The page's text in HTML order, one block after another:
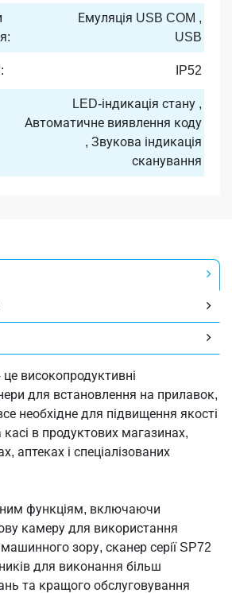
Емуляція USB COM ,
USB
IP52
LED-індикація стану ,
Автоматичне виявлення коду
, Звукова індикація
сканування
це високопродуктивні
для встановлення на прилавок,
необхідне для підвищення якості
в продуктових магазинах,
аптеках і спеціалізованих
функціям, включаючи
камеру для використання
зору, сканер серії SP72
для виконання більш
та кращого обслуговування